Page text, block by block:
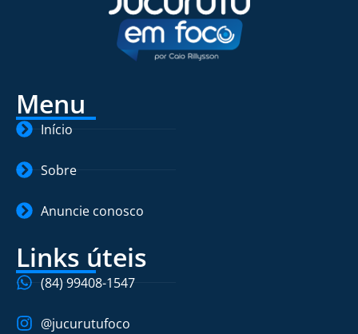
Menu
Início
Sobre
Anuncie conosco
Links úteis
(84) 99408-1547
@jucurutufoco